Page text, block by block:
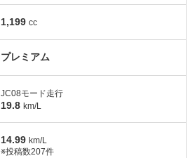
1,199 cc
プレミアム
JC08モード走行
19.8 km/L
14.99 km/L
※投稿数207件